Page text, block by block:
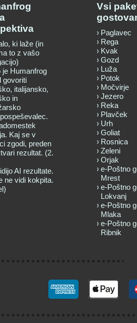
ki laže (in
to z vašo
je Humanfrog
govoriti
italijansko,
in
Kaj se v
zgodi, preden
rezultat. (2.
AI rezultate.
ne vidi kokpita.
Vsi
Paglavec
Rega
Kvak
Gozd
Luža
Potok
Močvirje
Jezero
Reka
Plavček
Urh
Goliat
Rosnica
Zeleni
Orjak
e-Poštno
Mrest
e-Poštno
Lokvanj
e-Poštno
Mlaka
e-Poštno
Ribnik